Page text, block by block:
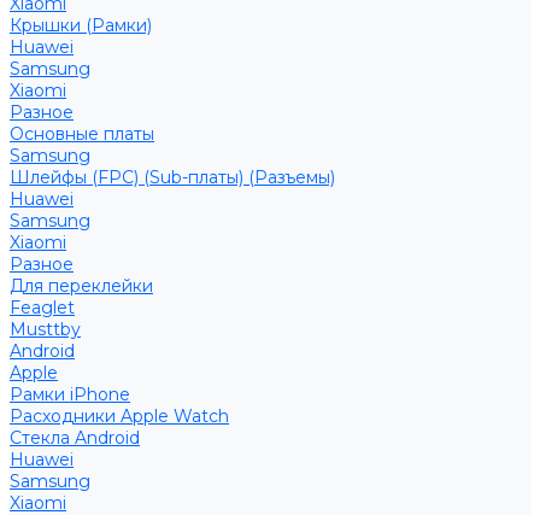
Крышки (Рамки)
Huawei
Samsung
Xiaomi
Разное
Основные платы
Samsung
Шлейфы (FPC) (Sub-платы) (Разъемы)
Huawei
Samsung
Xiaomi
Разное
Для переклейки
Feaglet
Musttby
Android
Apple
Рамки iPhone
Расходники Apple Watch
Стекла Android
Huawei
Samsung
Xiaomi